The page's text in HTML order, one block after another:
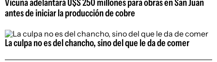
Vicuña adelantará U$S 250 millones para obras en San Juan
antes de iniciar la producción de cobre
La culpa no es del chancho, sino del que le da de comer